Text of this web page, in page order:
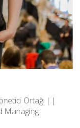
Ortağı ||
Managing